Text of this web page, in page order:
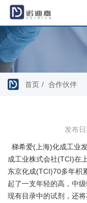
首页 合作伙伴
发布
梯希爱(上海)化成工业
成工业株式会社(TCI)在
东京化成(TCI)70多年积
起了一支年轻的高，中
现有目录中的试剂，还